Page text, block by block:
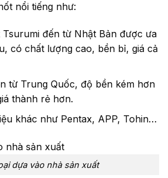
nổi tiếng như:
đến từ Nhật Bản được ưa
có chất lượng cao, bền bỉ, giá cả
từ Trung Quốc, độ bền kém hơn
thành rẻ hơn.
khác như Pentax, APP, Tohin…
dựa vào nhà sản xuất